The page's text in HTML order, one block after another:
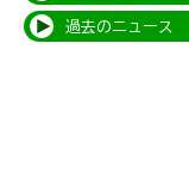
過去のニュース